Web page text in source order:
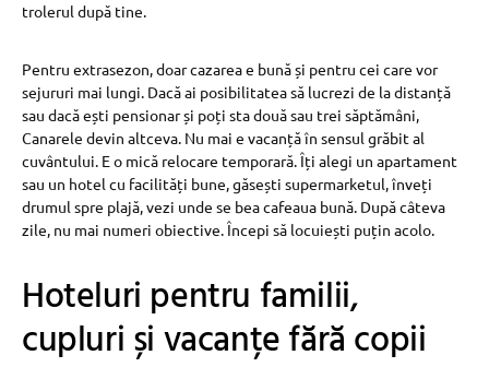
trolerul după tine.
Pentru extrasezon, doar cazarea e bună și pentru cei care vor
sejururi mai lungi. Dacă ai posibilitatea să lucrezi de la distanță
sau dacă ești pensionar și poți sta două sau trei săptămâni,
Canarele devin altceva. Nu mai e vacanță în sensul grăbit al
cuvântului. E o mică relocare temporară. Îți alegi un apartament
sau un hotel cu facilități bune, găsești supermarketul, înveți
drumul spre plajă, vezi unde se bea cafeaua bună. După câteva
zile, nu mai numeri obiective. Începi să locuiești puțin acolo.
Hoteluri pentru familii,
cupluri și vacanțe fără copii